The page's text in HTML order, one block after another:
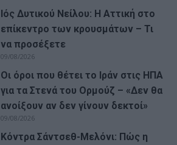
Ιός Δυτικού Νείλου: Η Αττική στο
επίκεντρο των κρουσμάτων – Τι
να προσέξετε
09/08/2026
Οι όροι που θέτει το Ιράν στις ΗΠΑ
για τα Στενά του Ορμούζ – «Δεν θα
ανοίξουν αν δεν γίνουν δεκτοί»
09/08/2026
Κόντρα Σάντσεθ-Μελόνι: Πώς η